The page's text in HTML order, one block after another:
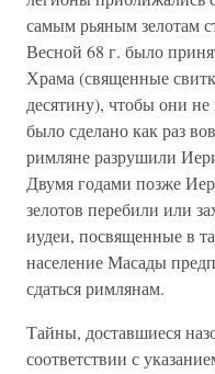
самым рьяным зелотам
Весной 68 г. было
Храма (священные
десятину), чтобы они
было сделано как раз
римляне разрушили
Двумя годами позже
зелотов перебили или
иудеи, посвященные в
население Масады
сдаться римлянам.
Тайны, доставшиеся
соответствии с